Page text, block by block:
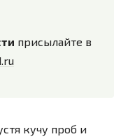
присылайте в
кучу проб и